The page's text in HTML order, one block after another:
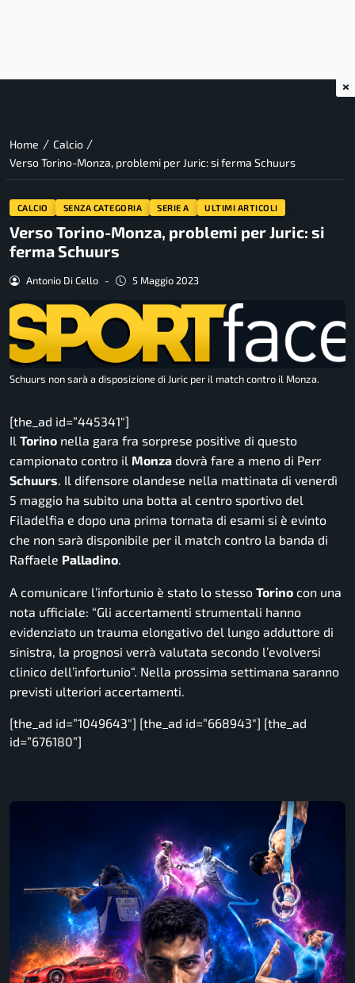
Home / Calcio /
Verso Torino-Monza, problemi per Juric: si ferma Schuurs
CALCIO SENZA CATEGORIA SERIE A ULTIMI ARTICOLI
Verso Torino-Monza, problemi per Juric: si
ferma Schuurs
Antonio Di Cello - 5 Maggio 2023
Schuurs non sarà a disposizione di Juric per il match contro il Monza.
[the_ad id=”445341″]
Il Torino nella gara fra sorprese positive di questo
campionato contro il Monza dovrà fare a meno di Perr
Schuurs . Il difensore olandese nella mattinata di venerdì
5 maggio ha subito una botta al centro sportivo del
Filadelfia e dopo una prima tornata di esami si è evinto
che non sarà disponibile per il match contro la banda di
Raffaele Palladino
A comunicare l’infortunio è stato lo stesso Torino con una
nota ufficiale: “Gli accertamenti strumentali hanno
evidenziato un trauma elongativo del lungo adduttore di
sinistra, la prognosi verrà valutata secondo l’evolversi
clinico dell’infortunio“. Nella prossima settimana saranno
previsti ulteriori accertamenti.
[the_ad id=”1049643″] [the_ad id=”668943″] [the_ad
id=”676180”]
×